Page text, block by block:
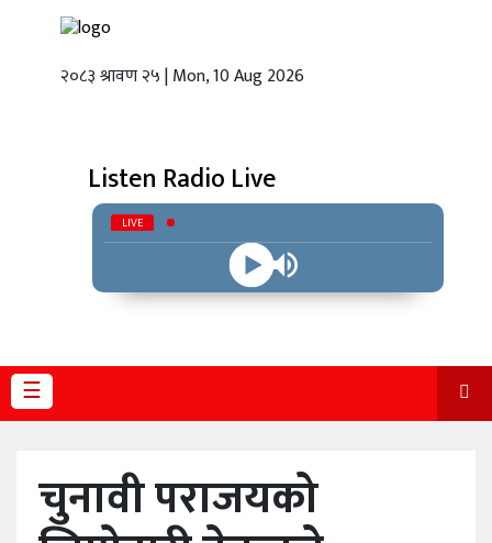
२०८३ श्रावण २५ | Mon, 10 Aug 2026
Listen Radio Live
LIVE
☰
विचार
English
चुनावी पराजयको